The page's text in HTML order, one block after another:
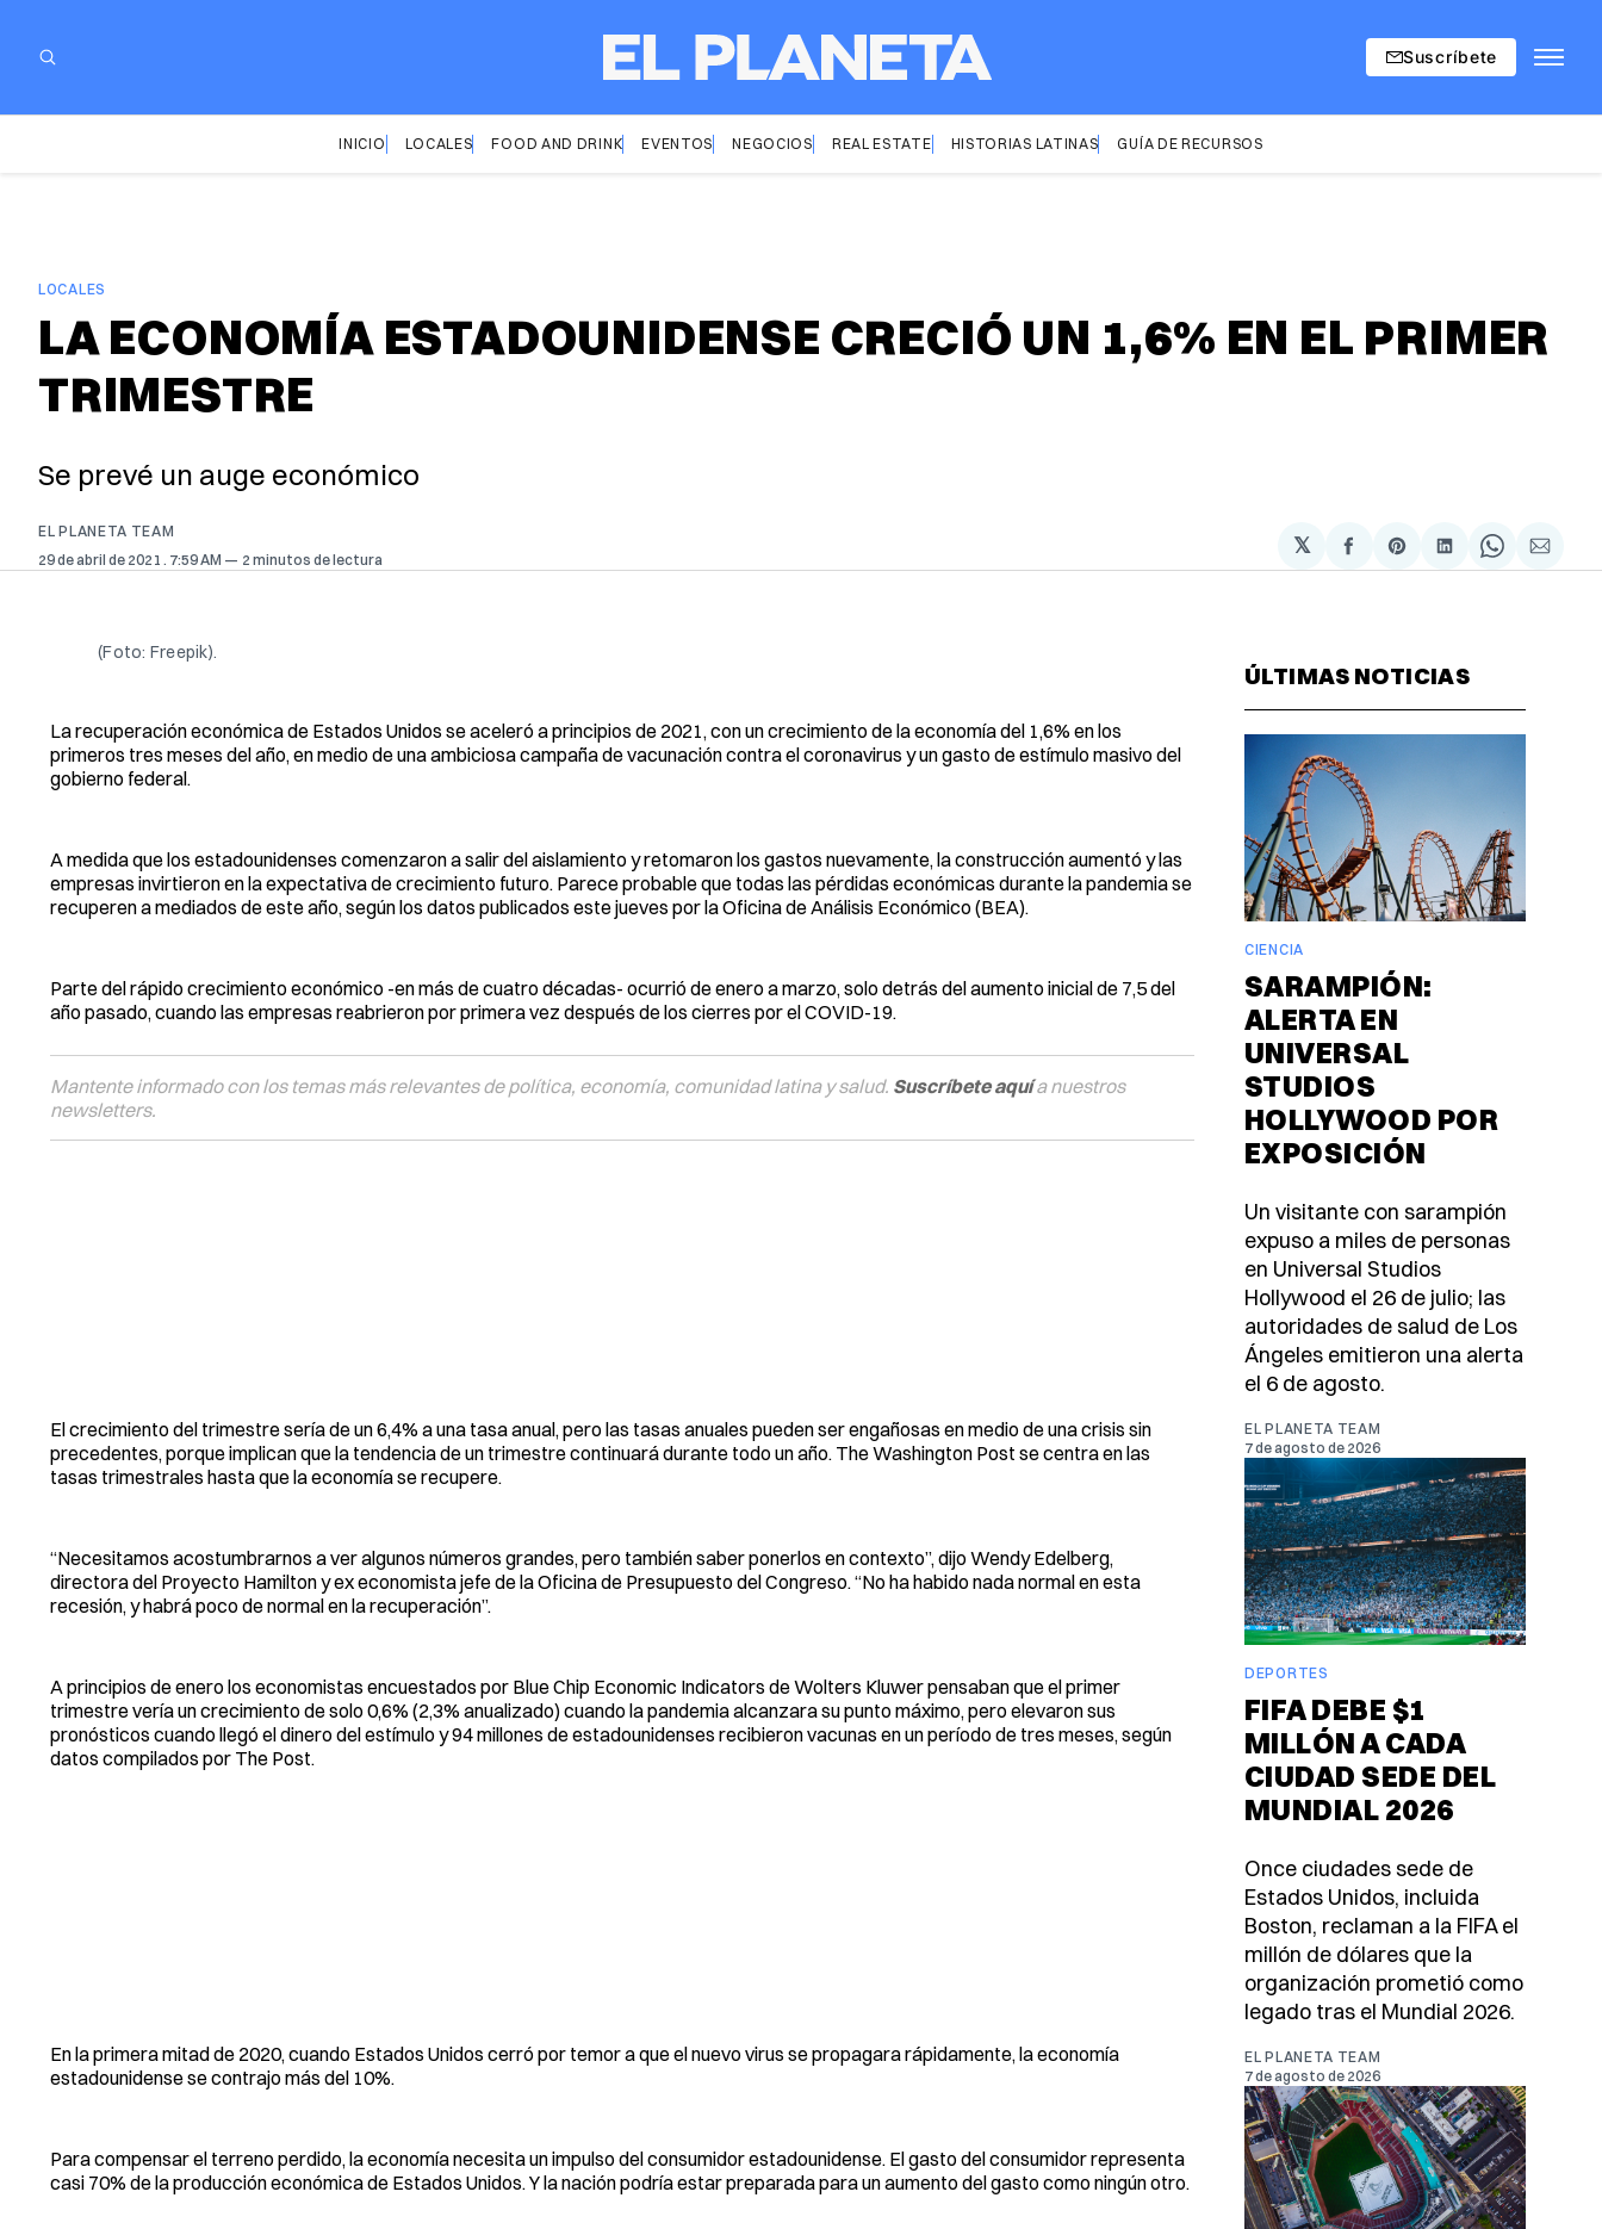
Suscríbete
INICIO LOCALES FOOD AND DRINK EVENTOS NEGOCIOS REAL ESTATE HISTORIAS LATINAS GUÍA DE RECURSOS
LOCALES
LA ECONOMÍA ESTADOUNIDENSE CRECIÓ UN 1,6% EN EL PRIMER
TRIMESTRE
Se prevé un auge económico
EL PLANETA TEAM
29 de abril de 2021 . 7:59 AM 2 minutos de lectura
𝕏
Compartir
en
Share
on
Compartir
en
Share
on
via
(Foto: Freepik).
La recuperación económica de Estados Unidos se aceleró a principios de 2021, con un crecimiento de la economía del 1,6% en los
primeros tres meses del año, en medio de una ambiciosa campaña de vacunación contra el coronavirus y un gasto de estímulo masivo del
gobierno federal.
A medida que los estadounidenses comenzaron a salir del aislamiento y retomaron los gastos nuevamente, la construcción aumentó y las
empresas invirtieron en la expectativa de crecimiento futuro. Parece probable que todas las pérdidas económicas durante la pandemia se
recuperen a mediados de este año, según los datos publicados este jueves por la Oficina de Análisis Económico (BEA).
Parte del rápido crecimiento económico -en más de cuatro décadas- ocurrió de enero a marzo, solo detrás del aumento inicial de 7,5 del
año pasado, cuando las empresas reabrieron por primera vez después de los cierres por el COVID-19.
Mantente informado con los temas más relevantes de política, economía, comunidad latina y salud. Suscríbete aquía nuestros
newsletters.
El crecimiento del trimestre sería de un 6,4% a una tasa anual, pero las tasas anuales pueden ser engañosas en medio de una crisis sin
precedentes, porque implican que la tendencia de un trimestre continuará durante todo un año. The Washington Post se centra en las
tasas trimestrales hasta que la economía se recupere.
“Necesitamos acostumbrarnos a ver algunos números grandes, pero también saber ponerlos en contexto”, dijo Wendy Edelberg,
directora del Proyecto Hamilton y ex economista jefe de la Oficina de Presupuesto del Congreso. “No ha habido nada normal en esta
recesión, y habrá poco de normal en la recuperación”.
A principios de enero los economistas encuestados por Blue Chip Economic Indicators de Wolters Kluwer pensaban que el primer
trimestre vería un crecimiento de solo 0,6% (2,3% anualizado) cuando la pandemia alcanzara su punto máximo, pero elevaron sus
pronósticos cuando llegó el dinero del estímulo y 94 millones de estadounidenses recibieron vacunas en un período de tres meses, según
datos compilados por The Post.
En la primera mitad de 2020, cuando Estados Unidos cerró por temor a que el nuevo virus se propagara rápidamente, la economía
estadounidense se contrajo más del 10%.
Para compensar el terreno perdido, la economía necesita un impulso del consumidor estadounidense. El gasto del consumidor representa
casi 70% de la producción económica de Estados Unidos. Y la nación podría estar preparada para un aumento del gasto como ningún otro.
ÚLTIMAS NOTICIAS
CIENCIA
SARAMPIÓN:
ALERTA EN
UNIVERSAL
STUDIOS
HOLLYWOOD POR
EXPOSICIÓN
Un visitante con sarampión
expuso a miles de personas
en Universal Studios
Hollywood el 26 de julio; las
autoridades de salud de Los
Ángeles emitieron una alerta
el 6 de agosto.
EL PLANETA TEAM
7 de agosto de 2026
DEPORTES
FIFA DEBE $1
MILLÓN A CADA
CIUDAD SEDE DEL
MUNDIAL 2026
Once ciudades sede de
Estados Unidos, incluida
Boston, reclaman a la FIFA el
millón de dólares que la
organización prometió como
legado tras el Mundial 2026.
EL PLANETA TEAM
7 de agosto de 2026